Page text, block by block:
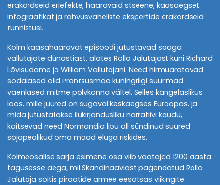
erakordseid eriefekte, haaravaid stseene, kaasaegset
infograafikat ja rahvusvaheliste ekspertide erakordseid
tunnistusi.
Kolm kaasahaaravat episoodi jutustavad saaga
vallutajate dünastiast, alates Rollo Jalutajast kuni Richard
Lõvisüdame ja William Vallutajani. Need hirmuäratavad
sõdalased olid Prantsusmaa kuningriigi suurimad
vaenlased mitme põlvkonna vältel. Selles kangelaslikus
loos, mille juured on sügaval keskaegses Euroopas, ja
mida jutustatakse ilukirjandusliku narratiivi kaudu,
kaitsevad need Normandia lipu all sündinud suured
sõjapealikud oma maad eluga riskides.
Kolmeosalise sarja esimene osa viib vaatajad 1200 aasta
tagusesse aega, mil Skandinaaviast pagendatud Rollo
Jalutaja sõitis piraatide armee eesotsas viikingite